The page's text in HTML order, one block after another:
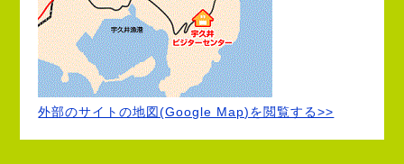
外部のサイトの地図(Google Map)を閲覧する>>